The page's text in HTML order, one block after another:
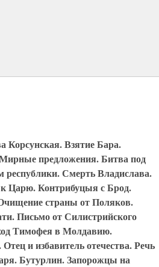
Корсунская. Взятие Бара.
предложения. Битва под
Смерть Владислава.
Царю. Контрибуцыя с Брод.
страны от Поляков.
Письмо от Силистрийского
Тимофея в Молдавию.
и избавитель отечества. Речь
Бутурлин. Запорожцы на